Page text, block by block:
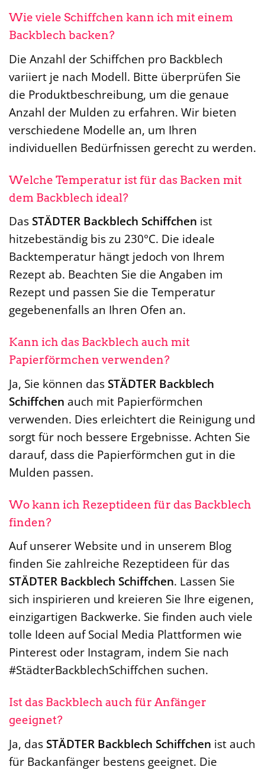
Wie viele Schiffchen kann ich mit einem
Backblech backen?
Die Anzahl der Schiffchen pro Backblech
variiert je nach Modell. Bitte überprüfen Sie
die Produktbeschreibung, um die genaue
Anzahl der Mulden zu erfahren. Wir bieten
verschiedene Modelle an, um Ihren
individuellen Bedürfnissen gerecht zu werden.
Welche Temperatur ist für das Backen mit
dem Backblech ideal?
Das STÄDTER Backblech Schiffchen ist
hitzebeständig bis zu 230°C. Die ideale
Backtemperatur hängt jedoch von Ihrem
Rezept ab. Beachten Sie die Angaben im
Rezept und passen Sie die Temperatur
gegebenenfalls an Ihren Ofen an.
Kann ich das Backblech auch mit
Papierförmchen verwenden?
Ja, Sie können das STÄDTER Backblech
Schiffchen auch mit Papierförmchen
verwenden. Dies erleichtert die Reinigung und
sorgt für noch bessere Ergebnisse. Achten Sie
darauf, dass die Papierförmchen gut in die
Mulden passen.
Wo kann ich Rezeptideen für das Backblech
finden?
Auf unserer Website und in unserem Blog
finden Sie zahlreiche Rezeptideen für das
STÄDTER Backblech Schiffchen. Lassen Sie
sich inspirieren und kreieren Sie Ihre eigenen,
einzigartigen Backwerke. Sie finden auch viele
tolle Ideen auf Social Media Plattformen wie
Pinterest oder Instagram, indem Sie nach
#StädterBackblechSchiffchen suchen.
Ist das Backblech auch für Anfänger
geeignet?
Ja, das STÄDTER Backblech Schiffchen ist auch
für Backanfänger bestens geeignet. Die